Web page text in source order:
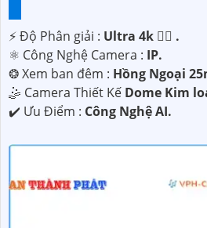
️⚡ Độ Phân giải : Ultra 4k 👍🏾 .
⚛️ Công Nghệ Camera : IP.
❂ Xem ban đêm : Hồng Ngoại
🤹 Camera Thiết Kế Dome Kim
️✔️ Ưu Điểm : Công Nghệ AI.